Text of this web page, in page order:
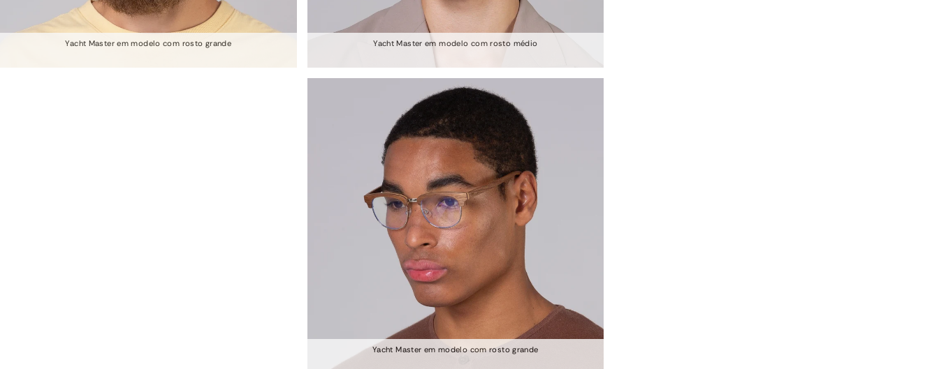
Yacht Master em modelo com rosto grande Yacht Master em modelo com rosto médio
Yacht Master em modelo com rosto grande